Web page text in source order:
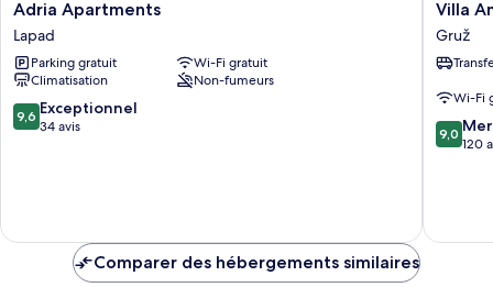
Adria
Apartments
Lapad
Adria Apartments
Lapad
Parking gratuit
Wi-Fi gratuit
Climatisation
Non-fumeurs
9.6
sur
9,6 Exceptionnel
34 avis
Villa
Amfora
Gruž
Villa
Gruž
Wi-Fi
9.0
sur
9,0
120
Comparer des hébergements similaires